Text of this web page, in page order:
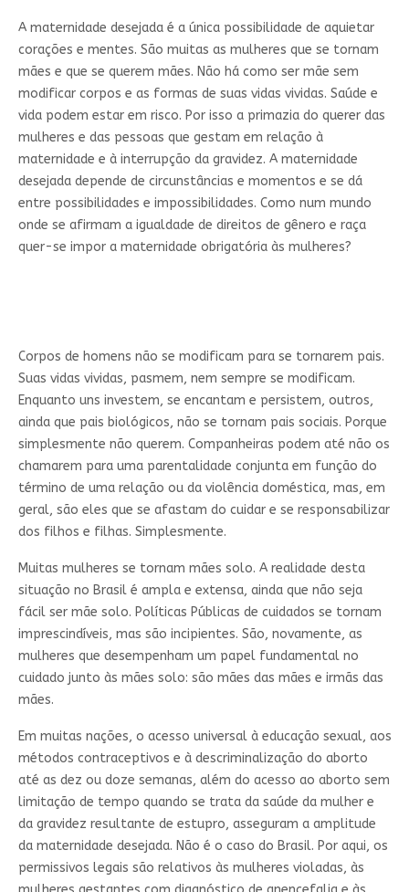
A maternidade desejada é a única possibilidade de aquietar
corações e mentes. São muitas as mulheres que se tornam
mães e que se querem mães. Não há como ser mãe sem
modificar corpos e as formas de suas vidas vividas. Saúde e
vida podem estar em risco. Por isso a primazia do querer das
mulheres e das pessoas que gestam em relação à
maternidade e à interrupção da gravidez. A maternidade
desejada depende de circunstâncias e momentos e se dá
entre possibilidades e impossibilidades. Como num mundo
onde se afirmam a igualdade de direitos de gênero e raça
quer-se impor a maternidade obrigatória às mulheres?
Corpos de homens não se modificam para se tornarem pais.
Suas vidas vividas, pasmem, nem sempre se modificam.
Enquanto uns investem, se encantam e persistem, outros,
ainda que pais biológicos, não se tornam pais sociais. Porque
simplesmente não querem. Companheiras podem até não os
chamarem para uma parentalidade conjunta em função do
término de uma relação ou da violência doméstica, mas, em
geral, são eles que se afastam do cuidar e se responsabilizar
dos filhos e filhas. Simplesmente.
Muitas mulheres se tornam mães solo. A realidade desta
situação no Brasil é ampla e extensa, ainda que não seja
fácil ser mãe solo. Políticas Públicas de cuidados se tornam
imprescindíveis, mas são incipientes. São, novamente, as
mulheres que desempenham um papel fundamental no
cuidado junto às mães solo: são mães das mães e irmãs das
mães.
Em muitas nações, o acesso universal à educação sexual, aos
métodos contraceptivos e à descriminalização do aborto
até as dez ou doze semanas, além do acesso ao aborto sem
limitação de tempo quando se trata da saúde da mulher e
da gravidez resultante de estupro, asseguram a amplitude
da maternidade desejada. Não é o caso do Brasil. Por aqui, os
permissivos legais são relativos às mulheres violadas, às